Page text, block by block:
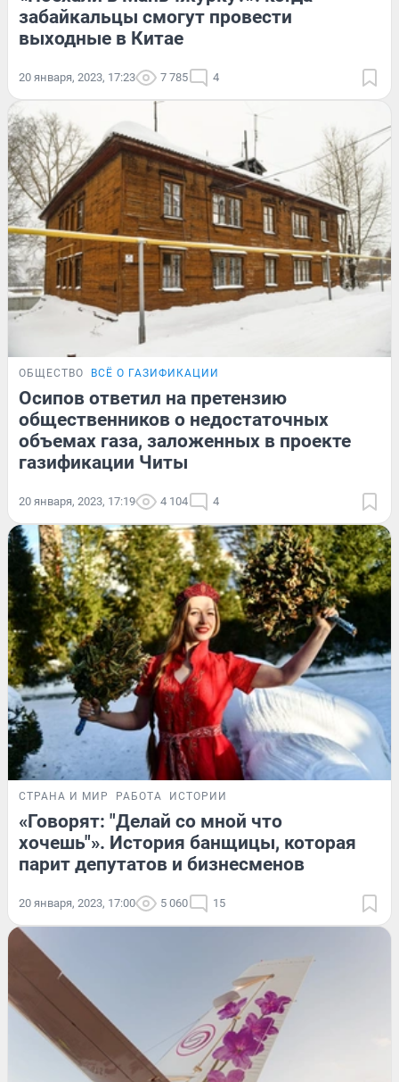
забайкальцы смогут провести
выходные в Китае
20 января, 2023, 17:23 7 785 4
ОБЩЕСТВО ВСЁ О ГАЗИФИКАЦИИ
Осипов ответил на претензию
общественников о недостаточных
объемах газа, заложенных в проекте
газификации Читы
20 января, 2023, 17:19 4 104 4
СТРАНА И МИР РАБОТА ИСТОРИИ
«Говорят: "Делай со мной что
хочешь"». История банщицы, которая
парит депутатов и бизнесменов
20 января, 2023, 17:00 5 060 15